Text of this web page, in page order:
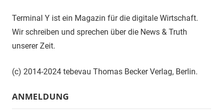
Terminal Y ist ein Magazin für die digitale Wirtschaft.
Wir schreiben und sprechen über die News & Truth
unserer Zeit.
(c) 2014-2024 tebevau Thomas Becker Verlag, Berlin.
ANMELDUNG